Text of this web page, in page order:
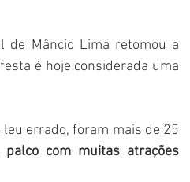
de Mâncio Lima retomou a
é hoje considerada uma
leu errado, foram mais de 25
com muitas atrações